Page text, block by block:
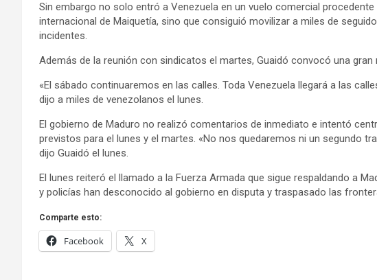
Sin embargo no solo entró a Venezuela en un vuelo comercial
internacional de Maiquetía, sino que consiguió movilizar a miles de
incidentes.
Además de la reunión con sindicatos el martes, Guaidó convocó una
«El sábado continuaremos en las calles. Toda Venezuela llegará a las
dijo a miles de venezolanos el lunes.
El gobierno de Maduro no realizó comentarios de inmediato e intentó
previstos para el lunes y el martes. «No nos quedaremos ni un segundo
dijo Guaidó el lunes.
El lunes reiteró el llamado a la Fuerza Armada que sigue respaldando a
y policías han desconocido al gobierno en disputa y traspasado las
Comparte esto:
Facebook X